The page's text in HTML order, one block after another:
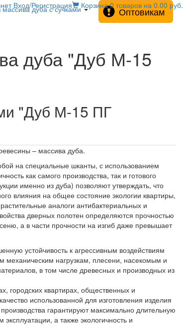
Вход/Регистрация Корзина 0 товаров на 0.00 руб.
дуба с сучками
Оптовикам
дуба "Дуб М-15
"Дуб М-15 ПГ
– массива дуба.
на специальные шканты, с использованием
как самого производства, так и готового
именно из дуба) позволяют утверждать, что
влияния на общее состояние экологии квартиры,
аналоги антибактериальных и
дверных полотен определяются прочностью
а в части прочности на изгиб даже превышает
устойчивость к агрессивным воздействиям
нагрузкам, плесени, насекомым и
в том числе древесных и производных из
городских квартирах, общественных и
использованной для изготовления изделия
гарантируют максимально длительную
а также экологичность и